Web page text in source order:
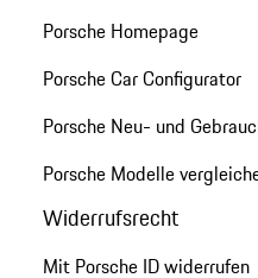
Porsche Homepage
Porsche Car Configurator
Porsche Neu- und
Porsche Modelle
Widerrufsrecht
Mit Porsche ID widerrufen